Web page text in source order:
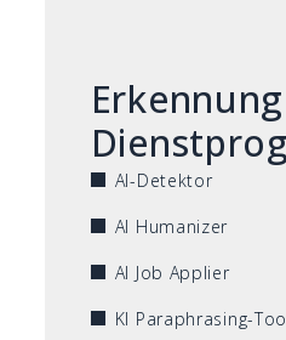
AI-Detektor
AI Humanizer
AI Job Applier
KI Paraphrasing-